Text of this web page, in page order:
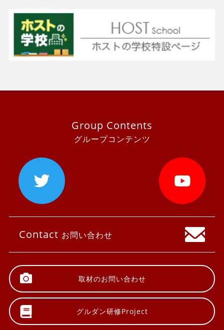
Group Contents
グループコンテンツ
Contact お問い合わせ
取材のお問い合わせ
グルダン研修Project